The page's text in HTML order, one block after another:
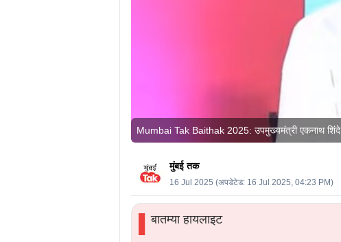
Mumbai Tak Baithak 2025: उपमुख्यमंत्री एकनाथ शिंदे
मुंबई तक
16 Jul 2025 (अपडेटेड: 16 Jul 2025, 04:23 PM)
▌बातम्या हायलाइट